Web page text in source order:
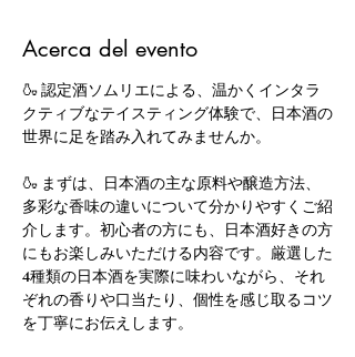
Acerca del evento
🍶 認定酒ソムリエによる、温かくインタラ
クティブなテイスティング体験で、日本酒の
世界に足を踏み入れてみませんか。
🍶 まずは、日本酒の主な原料や醸造方法、
多彩な香味の違いについて分かりやすくご紹
介します。初心者の方にも、日本酒好きの方
にもお楽しみいただける内容です。厳選した
4種類の日本酒を実際に味わいながら、それ
ぞれの香りや口当たり、個性を感じ取るコツ
を丁寧にお伝えします。